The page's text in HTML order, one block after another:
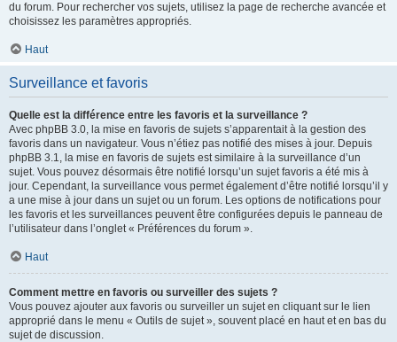
du forum. Pour rechercher vos sujets, utilisez la page de recherche avancée et
choisissez les paramètres appropriés.
Haut
Surveillance et favoris
Quelle est la différence entre les favoris et la surveillance ?
Avec phpBB 3.0, la mise en favoris de sujets s’apparentait à la gestion des
favoris dans un navigateur. Vous n’étiez pas notifié des mises à jour. Depuis
phpBB 3.1, la mise en favoris de sujets est similaire à la surveillance d’un
sujet. Vous pouvez désormais être notifié lorsqu’un sujet favoris a été mis à
jour. Cependant, la surveillance vous permet également d’être notifié lorsqu’il y
a une mise à jour dans un sujet ou un forum. Les options de notifications pour
les favoris et les surveillances peuvent être configurées depuis le panneau de
l’utilisateur dans l’onglet « Préférences du forum ».
Haut
Comment mettre en favoris ou surveiller des sujets ?
Vous pouvez ajouter aux favoris ou surveiller un sujet en cliquant sur le lien
approprié dans le menu « Outils de sujet », souvent placé en haut et en bas du
sujet de discussion.